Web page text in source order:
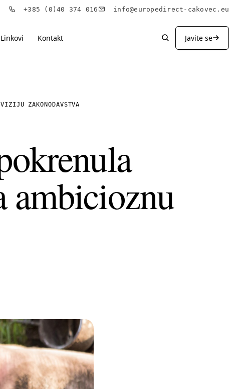
+385 (0)40 374 016 info@europedirect-cakovec.eu
Linkovi Kontakt Javite se
ZAKONODAVSTVA
ambicioznu